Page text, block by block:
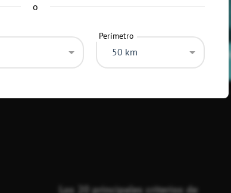
FIRME FESTIVAL
Los 20 principales criterios de
o
Perímetro
50 km